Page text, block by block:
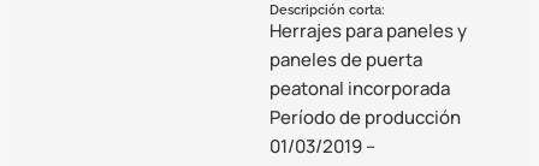
Descripción corta:
Herrajes para paneles y
paneles de puerta
peatonal incorporada
Período de producción
01/03/2019 –